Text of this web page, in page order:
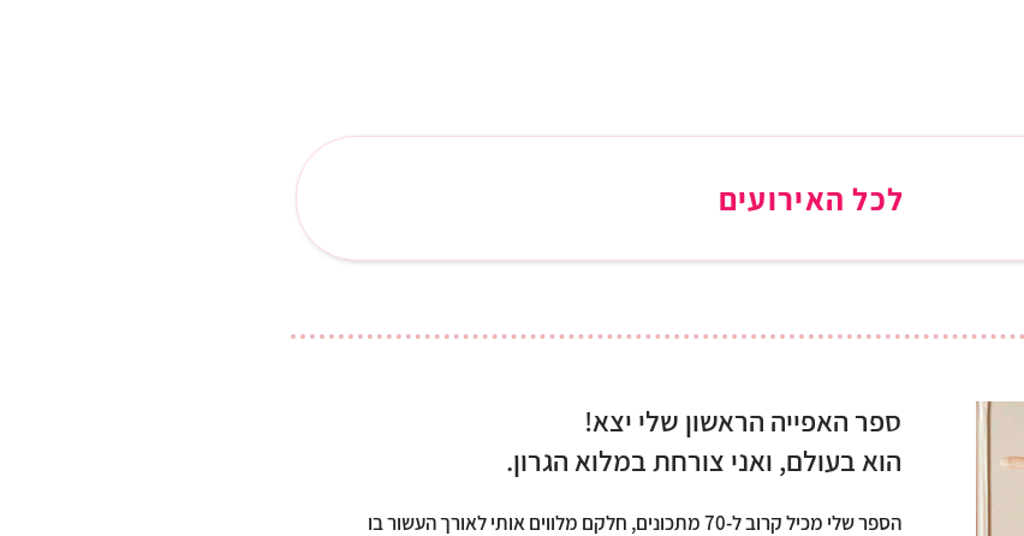
לכל האירועים
ספר האפייה הראשון שלי יצא!
הוא בעולם, ואני צורחת במלוא הגרון.
הספר שלי מכיל קרוב ל-70 מתכונים, חלקם מלווים אותי לאורך העשור בו